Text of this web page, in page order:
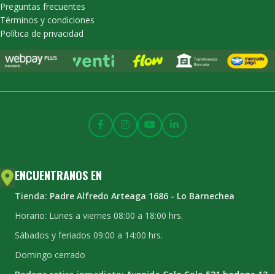
Preguntas frecuentes
Términos y condiciones
Política de privacidad
ENCUENTRANOS EN
Tienda: Padre Alfredo Arteaga 1686 - Lo Barnechea
Horario: Lunes a viernes 08:00 a 18:00 hrs.
Sábados y feriados 09:00 a 14:00 hrs.
Domingo cerrado